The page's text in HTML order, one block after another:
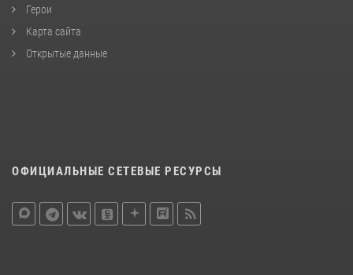
Герои
Карта сайта
Открытые данные
ОФИЦИАЛЬНЫЕ СЕТЕВЫЕ РЕСУРСЫ